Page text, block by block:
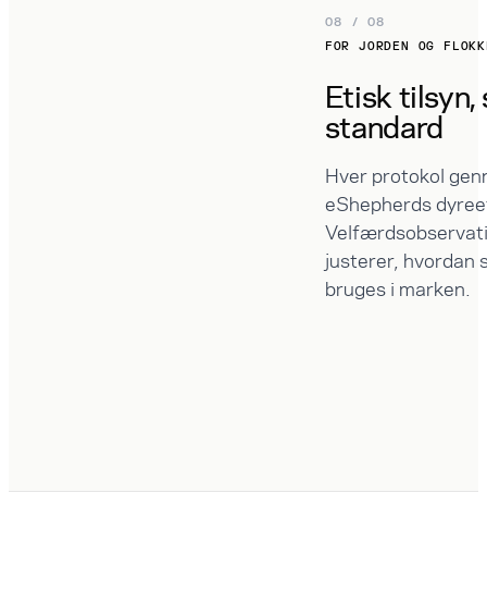
08 / 08
FOR JORDEN OG
Etisk tilsyn,
standard
Hver protokol
eShepherds
justerer, hvordan
bruges i marken.